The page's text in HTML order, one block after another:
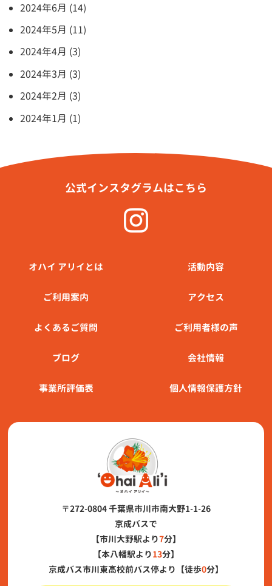
2024年6月 (14)
2024年5月 (11)
2024年4月 (3)
2024年3月 (3)
2024年2月 (3)
2024年1月 (1)
公式インスタグラムはこちら
オハイ アリイとは 活動内容
ご利⽤案内 アクセス
よくあるご質問 ご利用者様の声
ブログ 会社情報
事業所評価表 個人情報保護方針
〒272-0804 千葉県市川市南大野1-1-26
京成バスで
【市川大野駅より7分】
【本八幡駅より13分】
京成バス市川東高校前バス停より【徒歩0分】